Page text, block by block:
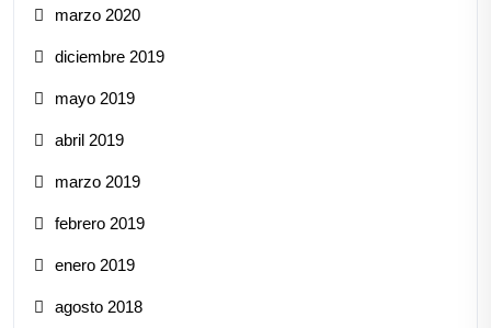
marzo 2020
diciembre 2019
mayo 2019
abril 2019
marzo 2019
febrero 2019
enero 2019
agosto 2018